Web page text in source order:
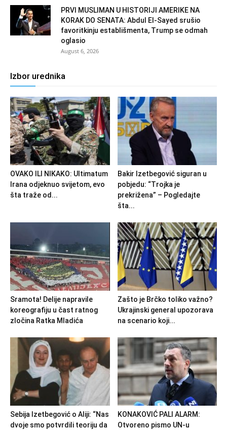
PRVI MUSLIMAN U HISTORIJI AMERIKE NA
KORAK DO SENATA: Abdul El-Sayed srušio
favoritkinju establišmenta, Trump se odmah
oglasio
August 6, 2026
Izbor urednika
OVAKO ILI NIKAKO: Ultimatum
Irana odjeknuo svijetom, evo
šta traže od...
Bakir Izetbegović siguran u
pobjedu: “Trojka je
prekrižena” – Pogledajte
šta...
Sramota! Delije napravile
koreografiju u čast ratnog
zločina Ratka Mladića
Zašto je Brčko toliko važno?
Ukrajinski general upozorava
na scenario koji...
Sebija Izetbegović o Aliji: “Nas
dvoje smo potvrdili teoriju da
KONAKOVIĆ PALI ALARM:
Otvoreno pismo UN-u